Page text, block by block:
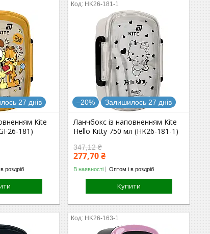
27 днів
Kite
181)
роздріб
HK26-181-1
–20% Залишилось 27 днів
Ланчбокс із наповненням Kite
Hello Kitty 750 мл (HK26-181-1)
347,12 ₴
277,70 ₴
В наявності Оптом і в роздріб
Купити
HK26-163-1